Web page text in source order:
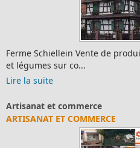
Ferme Schiellein Vente de
et légumes sur co...
Lire la suite
Artisanat et commerce
ARTISANAT ET COMMERCE